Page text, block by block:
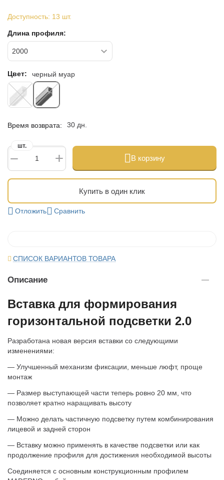
Доступность: 13 шт.
Длина профиля:
Цвет: черный муар
Время возврата: 30 дн.
+
−
шт.
В корзину
Купить в один клик
Отложить Сравнить
СПИСОК ВАРИАНТОВ ТОВАРА
Описание
Вставка для формирования
горизонтальной подсветки 2.0
Разработана новая версия вставки со следующими
изменениями:
— Улучшенный механизм фиксации, меньше люфт, проще
монтаж
— Размер выступающей части теперь ровно 20 мм, что
позволяет кратно наращивать высоту
— Можно делать частичную подсветку путем комбинирования
лицевой и задней сторон
— Вставку можно применять в качестве подсветки или как
продолжение профиля для достижения необходимой высоты
Соединяется с основным конструкционным профилем